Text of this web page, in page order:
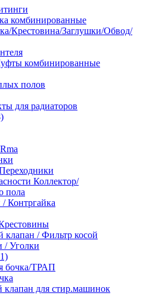
комбинированные
Крестовина/Заглушки/Обвод/
комбинированные
полов
для радиаторов
Коллектор/
пола
Контргайка
клапан / Фильтр косой
/ Уголки
бочка/ТРАП
для стир.машинок